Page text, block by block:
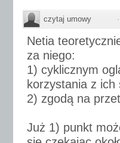
czytaj umowy ·
Netia
za niego:
1) cyklicznym
korzystania z ich
2) zgodą na
Już 1) punkt